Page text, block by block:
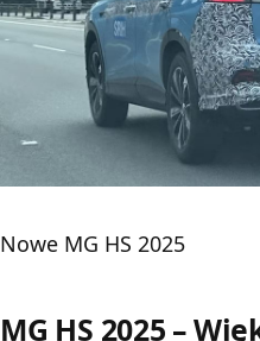
Nowe MG HS 2025
MG HS 2025 –